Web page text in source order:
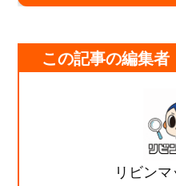
この記事の編集者
リビン